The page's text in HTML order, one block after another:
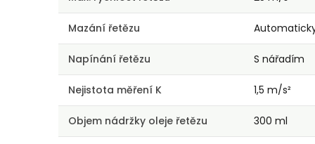
Mazání řetězu
Napínání řetězu S nářadím
Nejistota měření K 1,5 m/s²
Objem nádržky oleje řetězu 300 ml